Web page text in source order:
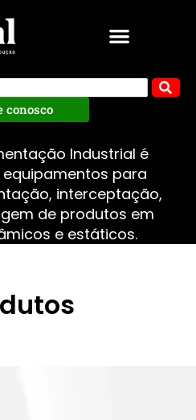
conosco
Industrial é
para
interceptação,
de produtos em
e estáticos.